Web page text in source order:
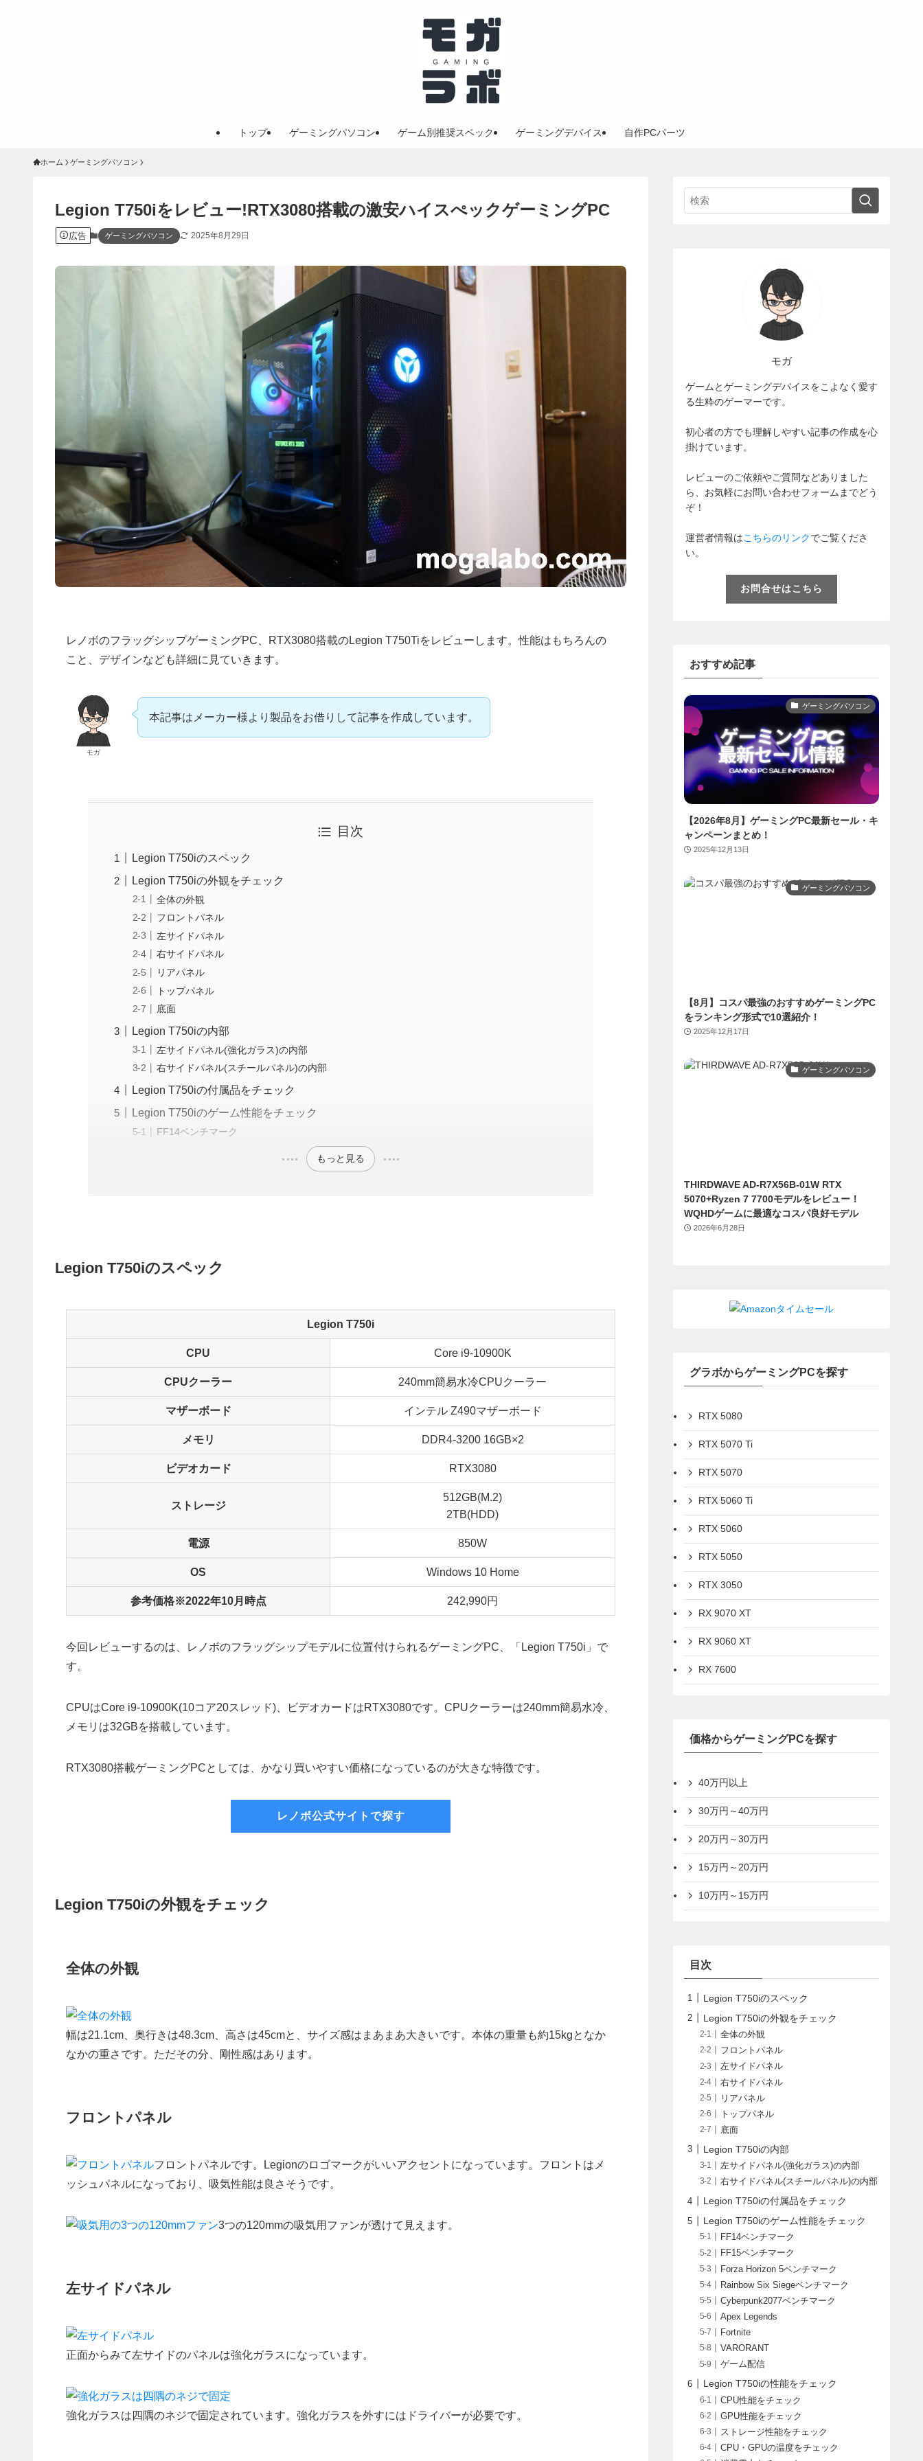
トップ ゲーミングパソコン ゲーム別推奨スペック ゲーミングデバイス 自作PCパーツ
ホーム ゲーミングパソコン
Legion T750iをレビュー!RTX3080搭載の激安ハイスぺックゲーミングPC
広告 ゲーミングパソコン 2025年8月29日
レノボのフラッグシップゲーミングPC、RTX3080搭載のLegion T750Tiをレビューします。性能はもちろんの
こと、デザインなども詳細に見ていきます。
モガ
本記事はメーカー様より製品をお借りして記事を作成しています。
目次
Legion T750iのスペック
Legion T750iの外観をチェック
全体の外観
フロントパネル
左サイドパネル
右サイドパネル
リアパネル
トップパネル
底面
Legion T750iの内部
左サイドパネル(強化ガラス)の内部
右サイドパネル(スチールパネル)の内部
Legion T750iの付属品をチェック
Legion T750iのゲーム性能をチェック
FF14ベンチマーク
もっと見る
Legion T750iのスペック
Legion T750i
CPU Core i9-10900K
CPUクーラー 240mm簡易水冷CPUクーラー
マザーボード インテル Z490マザーボード
メモリ DDR4-3200 16GB×2
ビデオカード RTX3080
ストレージ
512GB(M.2)
2TB(HDD)
電源 850W
OS Windows 10 Home
参考価格※2022年10月時点 242,990円
今回レビューするのは、レノボのフラッグシップモデルに位置付けられるゲーミングPC、「Legion T750i」で
す。
CPUはCore i9-10900K(10コア20スレッド)、ビデオカードはRTX3080です。CPUクーラーは240mm簡易水冷、
メモリは32GBを搭載しています。
RTX3080搭載ゲーミングPCとしては、かなり買いやすい価格になっているのが大きな特徴です。
レノボ公式サイトで探す
Legion T750iの外観をチェック
全体の外観
幅は21.1cm、奥行きは48.3cm、高さは45cmと、サイズ感はまあまあ大きいです。本体の重量も約15kgとなか
なかの重さです。ただその分、剛性感はあります。
フロントパネル
フロントパネルです。Legionのロゴマークがいいアクセントになっています。フロントはメ
ッシュパネルになっており、吸気性能は良さそうです。
3つの120mmの吸気用ファンが透けて見えます。
左サイドパネル
正面からみて左サイドのパネルは強化ガラスになっています。
強化ガラスは四隅のネジで固定されています。強化ガラスを外すにはドライバーが必要です。
モガ
ゲームとゲーミングデバイスをこよなく愛す
る生粋のゲーマーです。
初心者の方でも理解しやすい記事の作成を心
掛けています。
レビューのご依頼やご質問などありました
ら、お気軽にお問い合わせフォームまでどう
ぞ！
運営者情報はこちらのリンクでご覧くださ
い。
お問合せはこちら
おすすめ記事
ゲーミングパソコン
【2026年8月】ゲーミングPC最新セール・キ
ャンペーンまとめ！
2025年12月13日
ゲーミングパソコン
【8月】コスパ最強のおすすめゲーミングPC
をランキング形式で10選紹介！
2025年12月17日
ゲーミングパソコン
THIRDWAVE AD-R7X56B-01W RTX
5070+Ryzen 7 7700モデルをレビュー！
WQHDゲームに最適なコスパ良好モデル
2026年6月28日
グラボからゲーミングPCを探す
RTX 5080
RTX 5070 Ti
RTX 5070
RTX 5060 Ti
RTX 5060
RTX 5050
RTX 3050
RX 9070 XT
RX 9060 XT
RX 7600
価格からゲーミングPCを探す
40万円以上
30万円～40万円
20万円～30万円
15万円～20万円
10万円～15万円
目次
Legion T750iのスペック
Legion T750iの外観をチェック
全体の外観
フロントパネル
左サイドパネル
右サイドパネル
リアパネル
トップパネル
底面
Legion T750iの内部
左サイドパネル(強化ガラス)の内部
右サイドパネル(スチールパネル)の内部
Legion T750iの付属品をチェック
Legion T750iのゲーム性能をチェック
FF14ベンチマーク
FF15ベンチマーク
Forza Horizon 5ベンチマーク
Rainbow Six Siegeベンチマーク
Cyberpunk2077ベンチマーク
Apex Legends
Fortnite
VARORANT
ゲーム配信
Legion T750iの性能をチェック
CPU性能をチェック
GPU性能をチェック
ストレージ性能をチェック
CPU・GPUの温度をチェック